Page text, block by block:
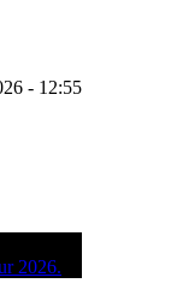
- 12:55